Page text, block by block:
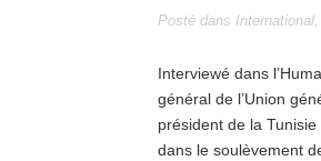
Posté dans International,
Interviewé dans
général de l’Union
président de la
dans le soulèvement